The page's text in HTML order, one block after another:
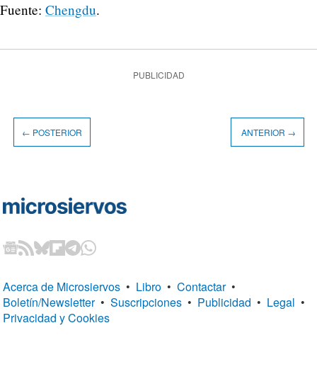
Fuente: Chengdu.
PUBLICIDAD
← POSTERIOR ANTERIOR →
Acerca de Microsiervos • Libro • Contactar •
Boletín/Newsletter • Suscripciones • Publicidad • Legal •
Privacidad y Cookies